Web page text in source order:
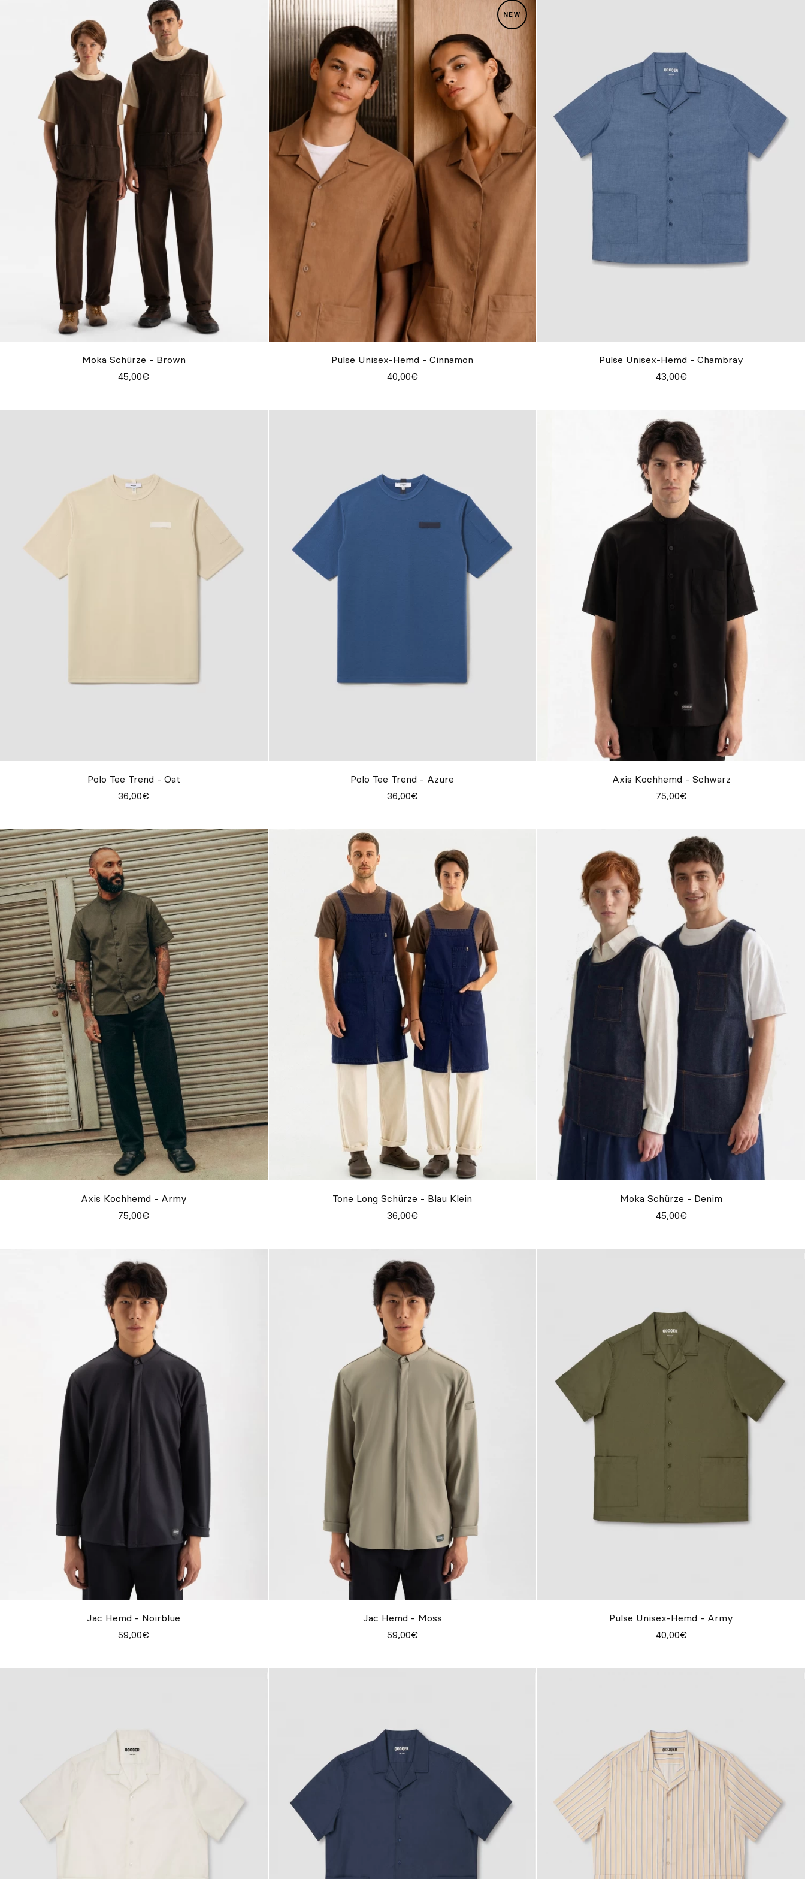
Moka Schürze - Brown
45,00€
Pulse Unisex-Hemd - Cinnamon
40,00€
Pulse Unisex-Hemd - Chambray
43,00€
Polo Tee Trend - Oat
36,00€
Polo Tee Trend - Azure
36,00€
Axis Kochhemd - Schwarz
75,00€
Axis Kochhemd - Army
75,00€
Tone Long Schürze - Blau Klein
36,00€
Moka Schürze - Denim
45,00€
Jac Hemd - Noirblue
59,00€
Jac Hemd - Moss
59,00€
Pulse Unisex-Hemd - Army
40,00€